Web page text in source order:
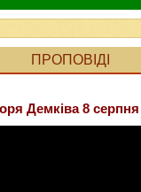
ПРОПОВІДІ
Демківа 8